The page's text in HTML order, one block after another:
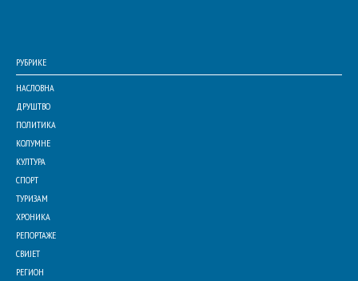
РУБРИКЕ
НАСЛОВНА
ДРУШТВО
ПОЛИТИКА
КОЛУМНЕ
КУЛТУРА
СПОРТ
ТУРИЗАМ
ХРОНИКА
РЕПОРТАЖЕ
СВИЈЕТ
РЕГИОН